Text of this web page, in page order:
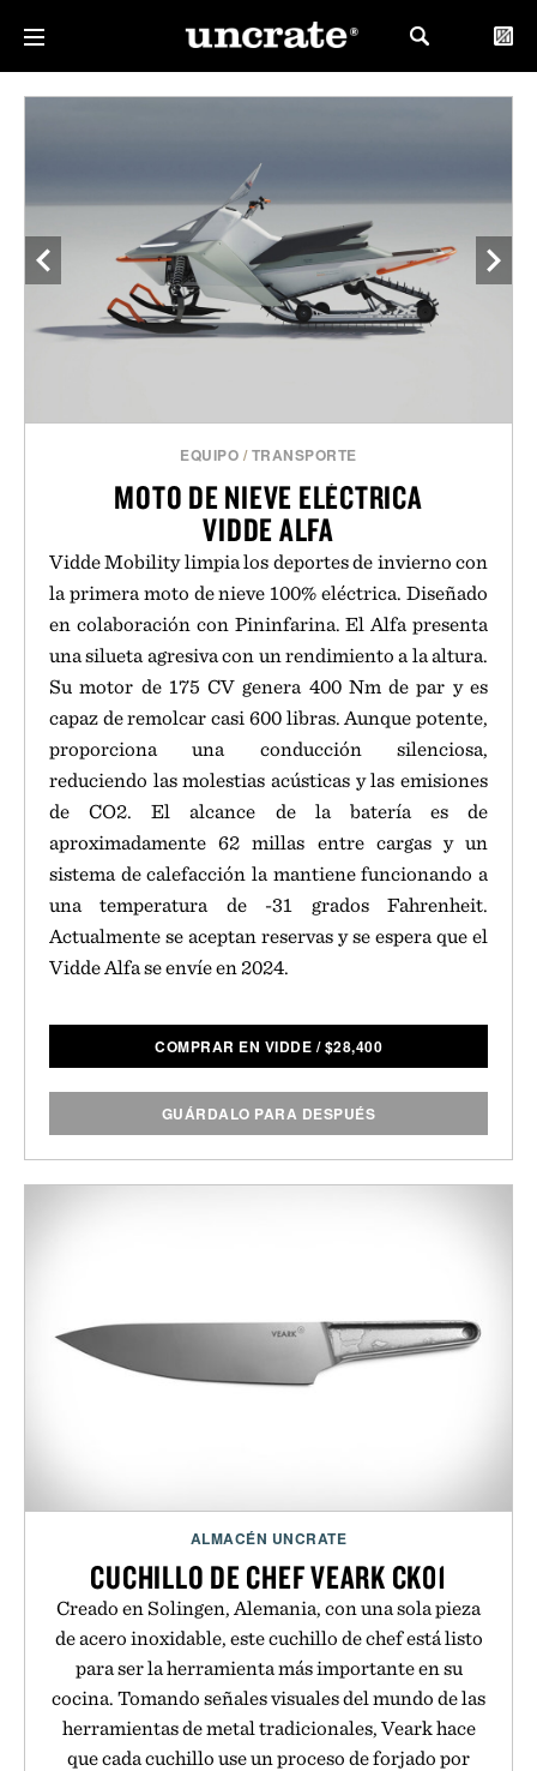
EQUIPO / TRANSPORTE
MOTO DE NIEVE ELÉCTRICA
VIDDE ALFA
Vidde Mobility limpia los deportes de invierno con
la primera moto de nieve 100% eléctrica. Diseñado
en colaboración con Pininfarina. El Alfa presenta
una silueta agresiva con un rendimiento a la altura.
Su motor de 175 CV genera 400 Nm de par y es
capaz de remolcar casi 600 libras. Aunque potente,
proporciona una conducción silenciosa,
reduciendo las molestias acústicas y las emisiones
de CO2. El alcance de la batería es de
aproximadamente 62 millas entre cargas y un
sistema de calefacción la mantiene funcionando a
una temperatura de -31 grados Fahrenheit.
Actualmente se aceptan reservas y se espera que el
Vidde Alfa se envíe en 2024.
COMPRAR EN VIDDE /$28,400
GUÁRDALO PARA DESPUÉS
ALMACÉN UNCRATE
CUCHILLO DE CHEF VEARK CK01
Creado en Solingen, Alemania, con una sola pieza
de acero inoxidable, este cuchillo de chef está listo
para ser la herramienta más importante en su
cocina. Tomando señales visuales del mundo de las
herramientas de metal tradicionales, Veark hace
que cada cuchillo use un proceso de forjado por